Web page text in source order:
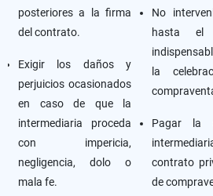
posteriores a la firma
del contrato.
Exigir los daños y
perjuicios ocasionados
en caso de que la
intermediaria proceda
con impericia,
negligencia, dolo o
mala fe.
No
hasta el
la
Pagar la
contrato
de